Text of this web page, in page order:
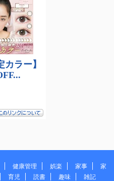
健康管理 娯楽 家事
家
育児 読書 趣味 雑記